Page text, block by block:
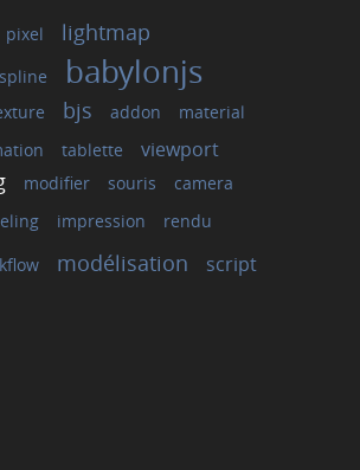
pixel lightmap
spline babylonjs
bjs addon material
tablette viewport
modifier souris camera
impression rendu
modélisation script